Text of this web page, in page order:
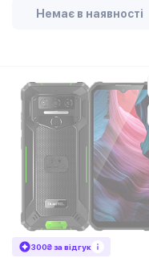
Немає в наявності
300₴ за відгук